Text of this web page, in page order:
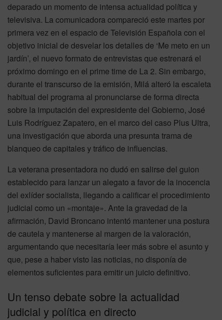
deparado un momento de intensa actualidad política y
televisiva. La comunicadora compareció este martes por
primera vez en el espacio de Televisión Española con el
objetivo inicial de desvelar los detalles de ‘Me meto en un
jardín’, el nuevo formato de entrevistas que estrenará el
próximo domingo en el prime time de La 2. Sin embargo,
durante el transcurso de la emisión, Milá alteró la escaleta
habitual del programa al pronunciarse de forma directa
sobre la imputación del expresidente del Gobierno, José
Luis Rodríguez Zapatero, en el marco del caso Plus Ultra,
una investigación que aborda una presunta trama de
blanqueo de capitales y tráfico de influencias.
La veterana presentadora no dudó en salirse del guion
establecido para lanzar un alegato a favor de la inocencia
del exlíder socialista, llegando a calificar el procedimiento
judicial como un «montaje». Ante la gravedad de la
afirmación, David Broncano intentó mantener una postura
de cautela y mantenerse al margen de la valoración,
argumentando que necesitaría leer más sobre el asunto y
que, pese a haber visto las noticias, no disponía de
elementos suficientes para emitir un juicio definitivo.
Un tenso debate sobre la actualidad
judicial y política en directo